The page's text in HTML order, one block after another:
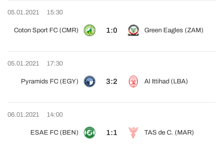
05.01.2021 15:30
Coton Sport FC (CMR) 1:0 Green Eagles (ZAM)
05.01.2021 17:30
Pyramids FC (EGY) 3:2 Al Ittihad (LBA)
06.01.2021 14:00
ESAE FC (BEN) 1:1 TAS de C. (MAR)